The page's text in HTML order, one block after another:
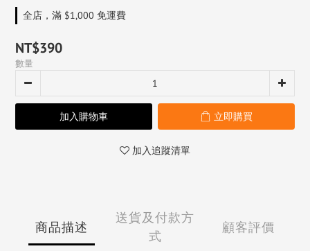
全店，滿 $1,000 免運費
NT$390
數量
加入購物車 立即購買
加入追蹤清單
商品描述
送貨及付款方
式
顧客評價